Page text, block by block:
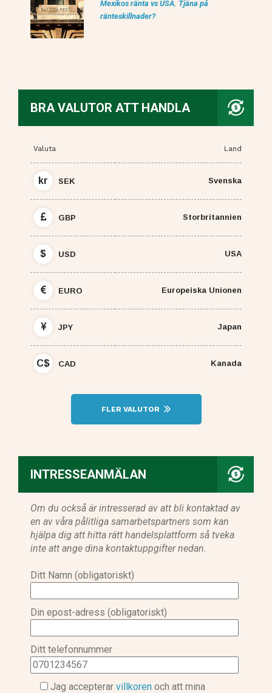
Mexikos ränta vs USA. Tjäna på
ränteskillnader?
BRA VALUTOR ATT HANDLA
Valuta Land
kr SEK Svenska
GBP Storbritannien
$ USD USA
EURO Europeiska Unionen
JPY Japan
C$ CAD Kanada
FLER VALUTOR
INTRESSEANMÄLAN
Om du också är intresserad av att bli kontaktad av
en av våra pålitliga samarbetspartners som kan
hjälpa dig att hitta rätt handelsplattform så tveka
inte att ange dina kontaktuppgifter nedan.
Ditt Namn (obligatoriskt)
Din epost-adress (obligatoriskt)
Ditt telefonnummer
Jag accepterar villkoren och att mina